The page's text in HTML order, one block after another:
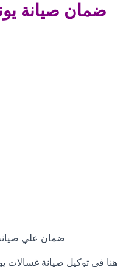
ضمان صيانة
ضمان علي
هنا فى توكيل صيانة غسالات